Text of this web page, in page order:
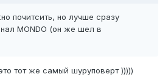
почитсить, но лучше сразу
MONDO (он же шел в
тот же самый шуруповерт )))))